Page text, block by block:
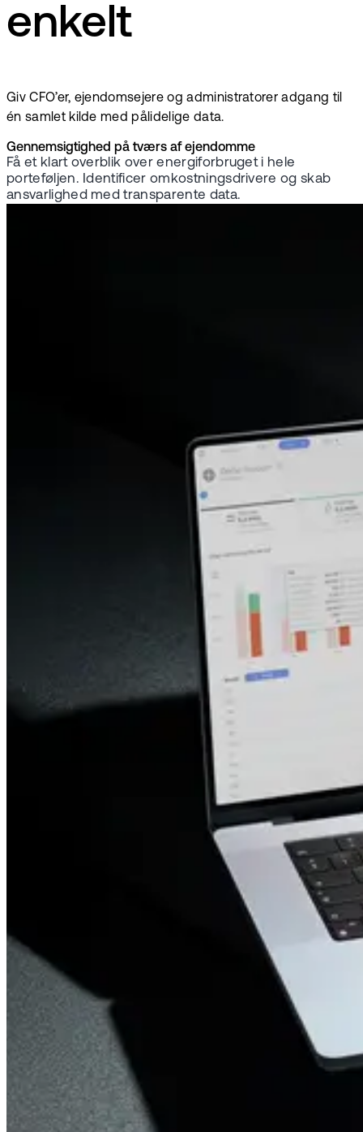
enkelt
Giv CFO’er, ejendomsejere og administratorer adgang til
én samlet kilde med pålidelige data.
Gennemsigtighed på tværs af ejendomme
Få et klart overblik over energiforbruget i hele
porteføljen. Identificer omkostningsdrivere og skab
ansvarlighed med transparente data.